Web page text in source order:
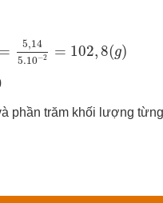
= 5,14
5.10−2 = 102,8(g)
14 5.10
phần trăm khối lượng